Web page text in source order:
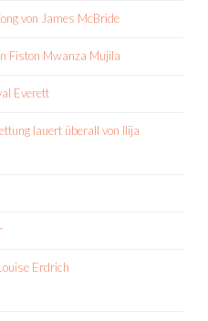
von James McBride
Fiston Mwanza Mujila
Everett
lauert überall von Ilija
Erdrich